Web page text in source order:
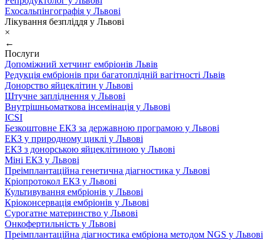
Ехосальпінгографія у Львові
Лікування безпліддя у Львові
×
←
Послуги
Допоміжний хетчинг ембріонів Львів
Редукція ембріонів при багатоплідній вагітності Львів
Донорство яйцеклітин у Львові
Штучне запліднення у Львові
Внутрішньоматкова інсемінація у Львові
ICSI
Безкоштовне ЕКЗ за державною програмою у Львові
ЕКЗ у природному циклі у Львові
ЕКЗ з донорською яйцеклітиною у Львові
Міні ЕКЗ у Львові
Преімплантаційна генетична діагностика у Львові
Кріопротокол ЕКЗ у Львові
Культивування ембріонів у Львові
Кріоконсервація ембріонів у Львові
Сурогатне материнство у Львові
Онкофертильність у Львові
Преімплантаційна діагностика ембріона методом NGS у Львові